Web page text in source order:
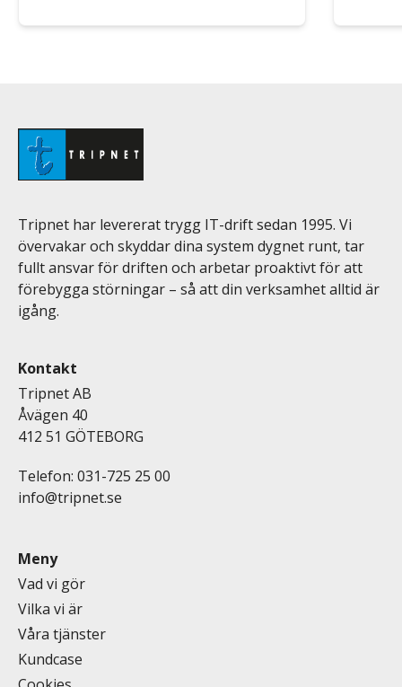
Tripnet har levererat trygg IT-drift sedan 1995. Vi
övervakar och skyddar dina system dygnet runt, tar
fullt ansvar för driften och arbetar proaktivt för att
förebygga störningar – så att din verksamhet alltid är
igång.
Kontakt
Tripnet AB
Åvägen 40
412 51 GÖTEBORG
Telefon: 031-725 25 00
info@tripnet.se
Meny
Vad vi gör
Vilka vi är
Våra tjänster
Kundcase